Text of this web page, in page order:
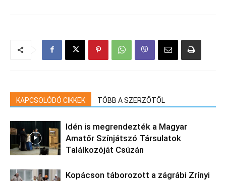
KAPCSOLÓDÓ CIKKEK TÖBB A SZERZŐTŐL
Idén is megrendezték a Magyar
Amatőr Színjátszó Társulatok
Találkozóját Csúzán
Kopácson táborozott a zágrábi Zrínyi